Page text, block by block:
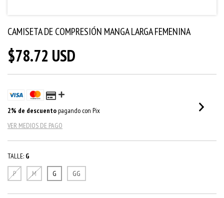
CAMISETA DE COMPRESIÓN MANGA LARGA FEMENINA
$78.72 USD
2% de descuentopagando con Pix
VER MEDIOS DE PAGO
TALLE: G
P
M G GG